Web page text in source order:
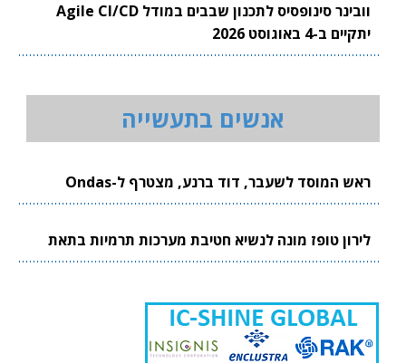
וובינר סינופסיס לתכנון שבבים במודל Agile CI/CD
יתקיים ב-4 באוגוסט 2026
אנשים בתעשייה
ראש המוסד לשעבר, דוד ברנע, מצטרף ל-Ondas
לירון טופז מונה לנשיא חטיבת מערכות תרמיות בתאת